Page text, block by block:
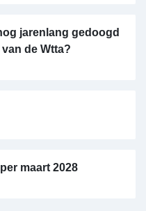
jarenlang gedoogd
de Wtta?
maart 2028